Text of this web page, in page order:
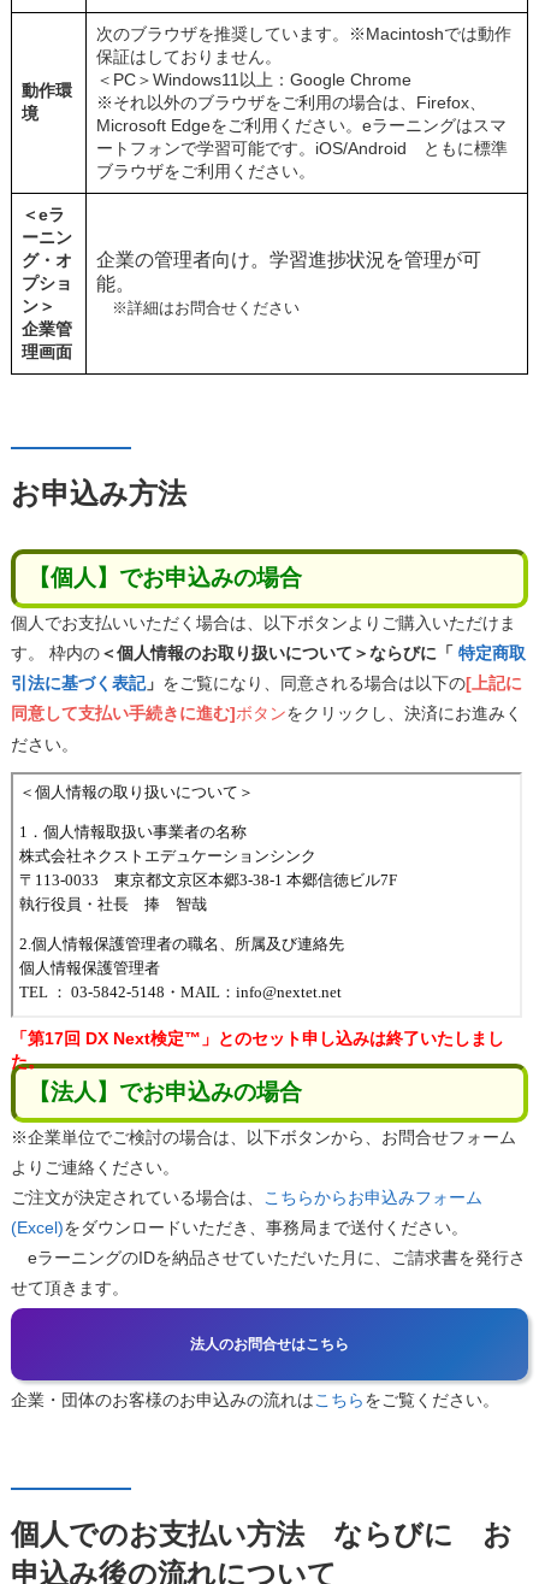
動作環
境
次のブラウザを推奨しています。※Macintoshでは動作
保証はしておりません。
＜ PC＞Windows11以上：Google Chrome
※それ以外のブラウザをご利用の場合は、Firefox、
Microsoft Edgeをご利用ください。eラーニングはスマ
ートフォンで学習可能です。iOS/Android ともに標準
ブラウザをご利用ください。
＜eラ
ーニン
グ・オ
プショ
ン＞
企業管
理画面
企業の管理者向け。学習進捗状況を管理が可
能。
※詳細はお問合せください
お申込み方法
【個人】でお申込みの場合
個人でお支払いいただく場合は、以下ボタンよりご購入いただけま
す。 枠内の＜個人情報のお取り扱いについて＞ならびに「 特定商取
引法に基づく表記」 をご覧になり、同意される場合は以下の[上記に
同意して支払い手続きに進む]ボタンをクリックし、決済にお進みく
ださい。
「第17回 DX Next検定™」とのセット申し込みは終了いたしまし
た。
【法人】でお申込みの場合
※企業単位でご検討の場合は、以下ボタンから、お問合せフォーム
よりご連絡ください。
ご注文が決定されている場合は、
こちらからお申込みフォーム
(Excel)をダウンロードいただき、事務局まで送付ください。
eラーニングのIDを納品させていただいた月に、ご請求書を発行さ
せて頂きます。
法人のお問合せはこちら
企業・団体のお客様のお申込みの流れはこちらをご覧ください。
個人でのお支払い方法 ならびに お
申込み後の流れについて